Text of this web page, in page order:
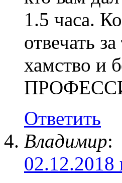
1.5 часа.
отвечать
хамство
Ответить
Владимир:
02.12.2018